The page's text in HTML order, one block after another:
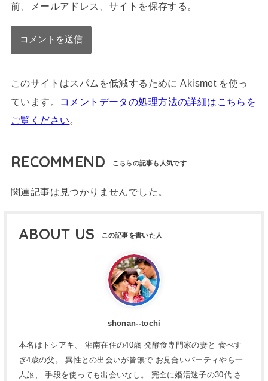
前、メールアドレス、サイトを保存する。
このサイトはスパムを低減するために Akismet を使っ
ています。
コメントデータの処理方法の詳細はこちらを
ご覧ください。
RECOMMEND
関連記事は見つかりませんでした。
ABOUT US
shonan--tochi
本名はトシアキ、 湘南在住の40歳 発酵食専門家の妻と 食べす
ぎ4歳の父。 異性との出会いが皆無で お見合いパーティやら一
人旅、 手段を使っても出会いなし。 完全に婚活迷子の30代 さ